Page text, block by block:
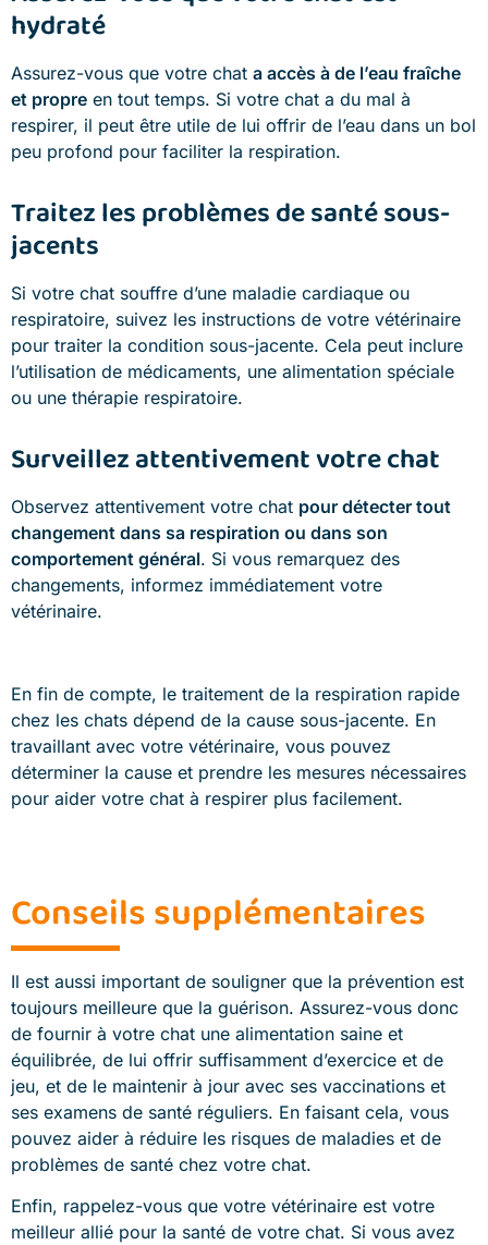
hydraté
Assurez-vous que votre chat a accès à de l’eau fraîche
et propre en tout temps. Si votre chat a du mal à
respirer, il peut être utile de lui offrir de l’eau dans un bol
peu profond pour faciliter la respiration.
Traitez les problèmes de santé sous-
jacents
Si votre chat souffre d’une maladie cardiaque ou
respiratoire, suivez les instructions de votre vétérinaire
pour traiter la condition sous-jacente. Cela peut inclure
l’utilisation de médicaments, une alimentation spéciale
ou une thérapie respiratoire.
Surveillez attentivement votre chat
Observez attentivement votre chat pour détecter tout
changement dans sa respiration ou dans son
comportement général. Si vous remarquez des
changements, informez immédiatement votre
vétérinaire.
En fin de compte, le traitement de la respiration rapide
chez les chats dépend de la cause sous-jacente. En
travaillant avec votre vétérinaire, vous pouvez
déterminer la cause et prendre les mesures nécessaires
pour aider votre chat à respirer plus facilement.
Conseils supplémentaires
Il est aussi important de souligner que la prévention est
toujours meilleure que la guérison. Assurez-vous donc
de fournir à votre chat une alimentation saine et
équilibrée, de lui offrir suffisamment d’exercice et de
jeu, et de le maintenir à jour avec ses vaccinations et
ses examens de santé réguliers. En faisant cela, vous
pouvez aider à réduire les risques de maladies et de
problèmes de santé chez votre chat.
Enfin, rappelez-vous que votre vétérinaire est votre
meilleur allié pour la santé de votre chat. Si vous avez